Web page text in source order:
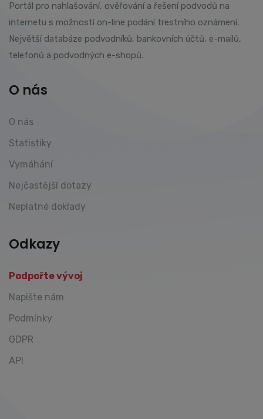
Portál pro nahlašování, ověřování a řešení podvodů na
internetu s možností on-line podání trestního oznámení.
Největší databáze podvodníků, bankovních účtů, e-mailů,
telefonů a podvodných e-shopů.
O nás
O nás
Statistiky
Vymáhání
Nejčastější dotazy
Neplatné doklady
Odkazy
Podpořte vývoj
Napište nám
Podmínky
GDPR
API